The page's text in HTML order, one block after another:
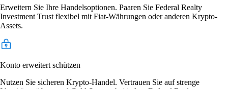
Erweitern Sie Ihre Handelsoptionen. Paaren Sie Federal Realty
Investment Trust flexibel mit Fiat-Währungen oder anderen Krypto-
Assets.
Konto erweitert schützen
Nutzen Sie sicheren Krypto-Handel. Vertrauen Sie auf strenge